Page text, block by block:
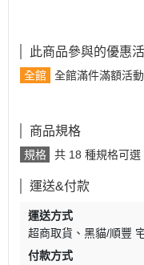
此商品參與的優惠
全館 全館滿件滿額活
商品規格
規格 共 18 種規格可選
運送&付款
運送方式
超商取貨
黑貓/順豐
付款方式